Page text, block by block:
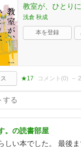
教室が、ひとり
浅倉 秋成
本を登録
★17 コメント(0)
。の読書部屋
しい本でした。 最後